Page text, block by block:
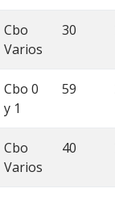
Cbo
Varios
30
Cbo 0
y 1
59
Cbo
Varios
40